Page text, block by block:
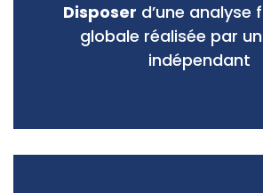
Disposer d’une analyse
globale réalisée par
indépendant